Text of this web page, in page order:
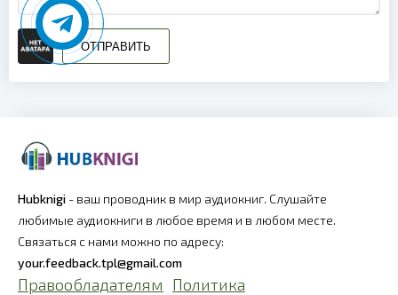
ОТПРАВИТЬ
Hubknigi - ваш проводник в мир аудиокниг. Слушайте
любимые аудиокниги в любое время и в любом месте.
Связаться с нами можно по адресу:
your.feedback.tpl@gmail.com
Правообладателям Политика